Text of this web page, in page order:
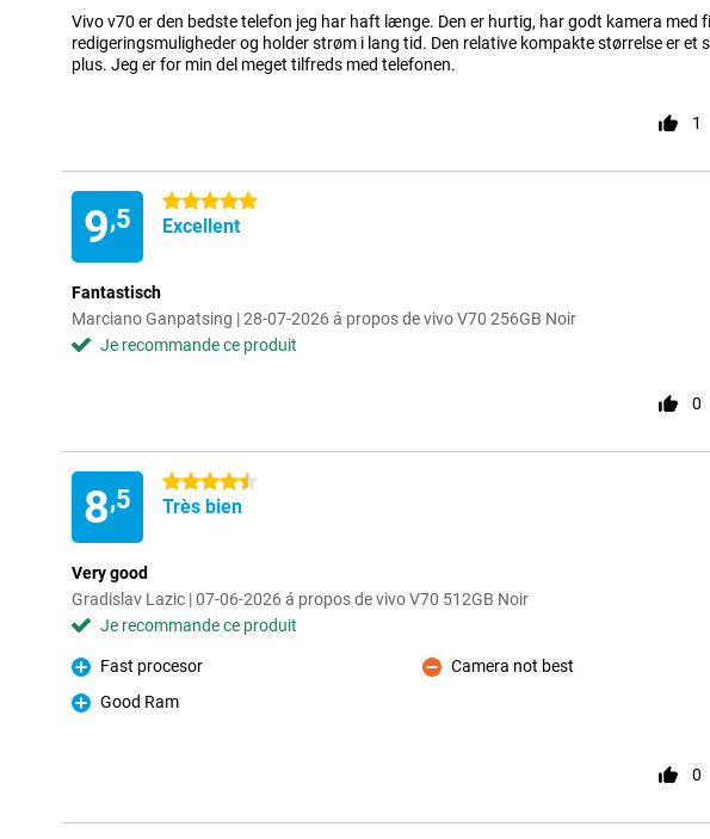
Vivo v70 er den bedste telefon jeg har haft længe. Den er hurtig, har godt kamera med
redigeringsmuligheder og holder strøm i lang tid. Den relative kompakte størrelse er et
plus. Jeg er for min del meget tilfreds med telefonen.
1
9,5
5 étoiles
Excellent
Fantastisch
Marciano Ganpatsing | 28-07-2026 á propos de vivo V70 256GB Noir
Je recommande ce produit
0
8,5
4.5 étoiles
Très bien
Very good
Gradislav Lazic | 07-06-2026 á propos de vivo V70 512GB Noir
Je recommande ce produit
Pour
Fast procesor
Pour
Good Ram
Contre
Camera not best
0